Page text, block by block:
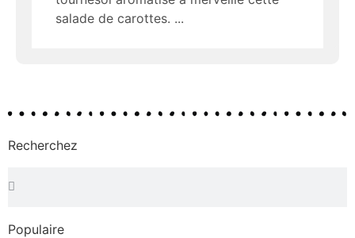
salade de carottes.
Recherchez
Populaire